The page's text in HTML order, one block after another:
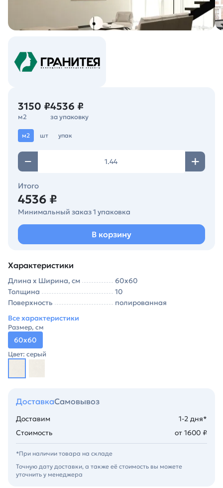
3150 ₽
м2
4536 ₽
за упаковку
м2 шт упак
Итого
4536 ₽
Минимальный заказ 1 упаковка
В корзину
Характеристики
Длина х Ширина, см
60х60
Толщина
10
Поверхность
полированная
Все характеристики
Размер, см
60х60
Цвет: серый
ДоставкаСамовывоз
Доставим
1-2 дня*
Стоимость
от 1600 ₽
*При наличии товара на складе
Точную дату доставки, а также её стоимость вы можете
уточнить у менеджера